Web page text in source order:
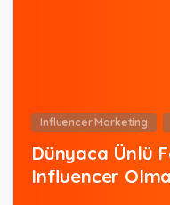
Influencer Marketing
Dünyaca Ünlü
Influencer